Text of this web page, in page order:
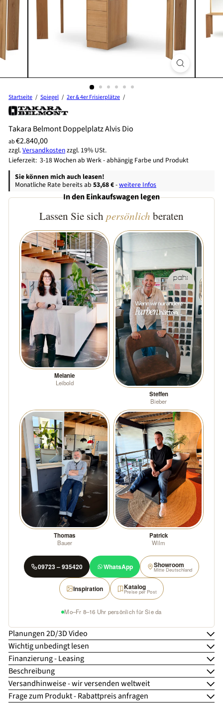
Startseite Spiegel 2er & 4er Frisierplätze
Takara Belmont Doppelplatz Alvis Dio
Preis
Normaler
Preis
ab€2.840,00
zzgl.Versandkostenzzgl. 19% USt.
Lieferzeit: 3-18 Wochen ab Werk - abhängig Farbe und Produkt
Sie können mich auch leasen!
Monatliche Rate bereits ab 53,68 €-weitere Infos
In den Einkaufswagen legen
Lassen Sie sich persönlich beraten
Melanie
Leibold
Steffen
Bieber
Thomas
Bauer
Patrick
Wilm
09723 – 935420 WhatsApp Showroom
Mitte Deutschland
Inspiration Katalog
Preise per Post
Mo–Fr 8–16 Uhr persönlich für Sie da
Planungen 2D/3D Video
Wichtig unbedingt lesen
Finanzierung - Leasing
Beschreibung
Versandhinweise - wir versenden weltweit
Frage zum Produkt - Rabattpreis anfragen